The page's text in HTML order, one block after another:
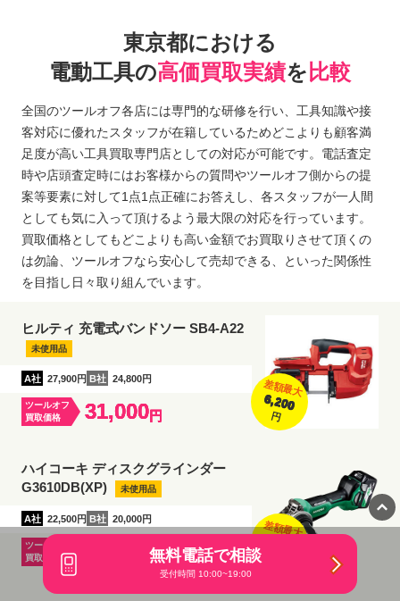
無料電話で相談
受付時間 10:00~19:00
東京都における
電動工具の高価買取実績を 比較
全国のツールオフ各店には専門的な研修を行い、工具知識や接
客対応に優れたスタッフが在籍しているためどこよりも顧客満
足度が高い工具買取専門店としての対応が可能です。電話査定
時や店頭査定時にはお客様からの質問やツールオフ側からの提
案等要素に対して1点1点正確にお答えし、各スタッフが一人間
としても気に入って頂けるよう最大限の対応を行っています。
買取価格としてもどこよりも高い金額でお買取りさせて頂くの
は勿論、ツールオフなら安心して売却できる、といった関係性
を目指し日々取り組んでいます。
ヒルティ 充電式バンドソー SB4-A22
未使用品
A社 27,900円 B社 24,800円
ツールオフ
買取価格
31,000円
差額最大
6,200
円
ハイコーキ ディスクグラインダー
G3610DB(XP)
未使用品
A社 22,500円 B社 20,000円
ツールオフ
買取価格
円
差額最大